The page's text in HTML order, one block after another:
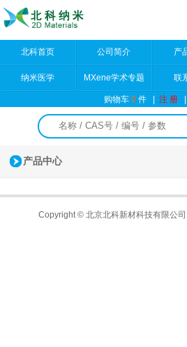
北科首页 公司简介 产
纳米医学 MXene学术专题 联
购物车0件 |注 册
产品中心
Copyright © 北京北科新材科技有限公司